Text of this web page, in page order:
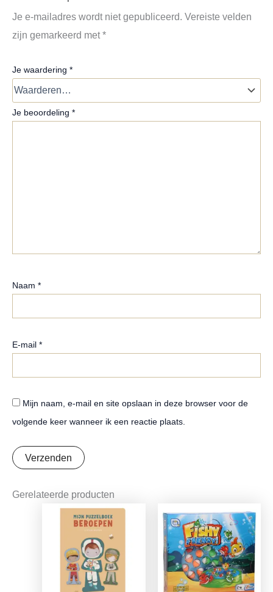
Je e-mailadres wordt niet gepubliceerd. Vereiste velden
zijn gemarkeerd met*
Je waardering *
Je beoordeling *
Naam *
E-mail *
Mijn naam, e-mail en site opslaan in deze browser voor de
volgende keer wanneer ik een reactie plaats.
Gerelateerde producten
Oorspronkelijke
prijs
was:
€16,99.
Huidige
prijs
is:
€13,42.